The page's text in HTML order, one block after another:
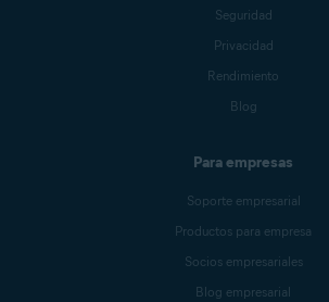
Seguridad
Privacidad
Rendimiento
Blog
Para empresas
Soporte empresarial
Productos para empresa
Socios empresariales
Blog empresarial